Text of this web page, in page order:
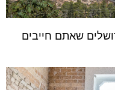
שאתם חייבים